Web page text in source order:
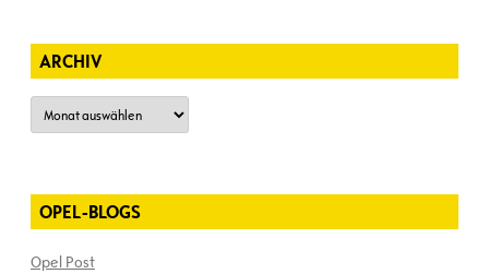
ARCHIV
Archiv
OPEL-BLOGS
Opel Post